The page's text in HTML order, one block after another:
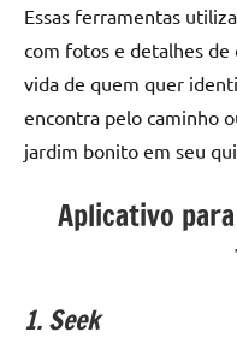
Essas ferramentas
com fotos e detalhes de
vida de quem quer
encontra pelo caminho
jardim bonito em seu
Aplicativo
1. Seek